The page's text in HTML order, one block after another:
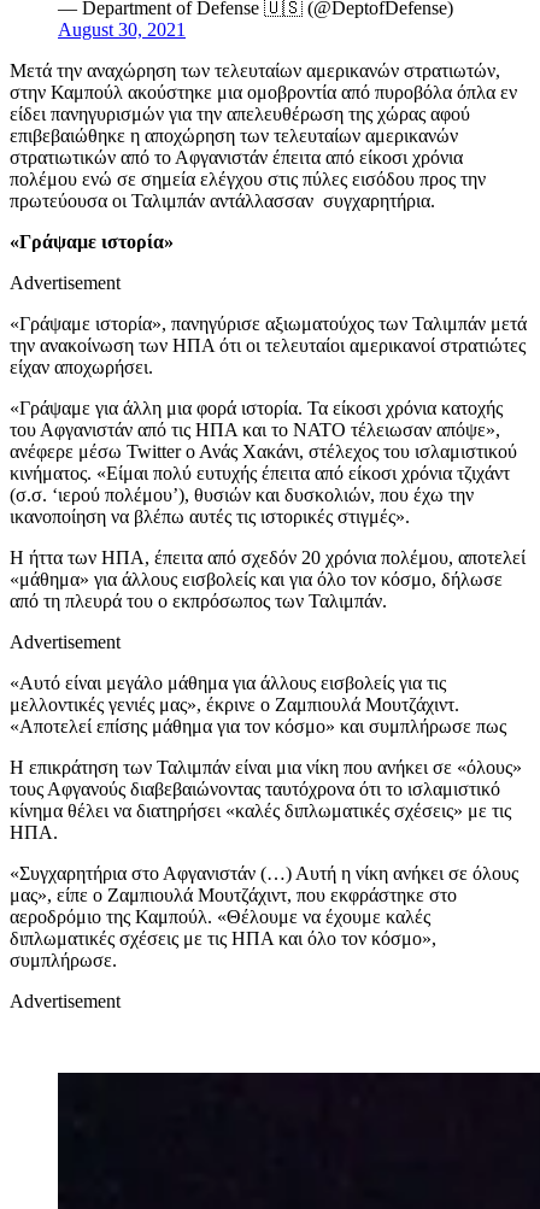
— Department of Defense 🇺🇸 (@DeptofDefense)
August 30, 2021
Μετά την αναχώρηση των τελευταίων αμερικανών στρατιωτών,
στην Καμπούλ ακούστηκε μια ομοβροντία από πυροβόλα όπλα εν
είδει πανηγυρισμών για την απελευθέρωση της χώρας αφού
επιβεβαιώθηκε η αποχώρηση των τελευταίων αμερικανών
στρατιωτικών από το Αφγανιστάν έπειτα από είκοσι χρόνια
πολέμου ενώ σε σημεία ελέγχου στις πύλες εισόδου προς την
πρωτεύουσα οι Ταλιμπάν αντάλλασσαν συγχαρητήρια.
«Γράψαμε ιστορία»
Advertisement
«Γράψαμε ιστορία», πανηγύρισε αξιωματούχος των Ταλιμπάν μετά
την ανακοίνωση των ΗΠΑ ότι οι τελευταίοι αμερικανοί στρατιώτες
είχαν αποχωρήσει.
«Γράψαμε για άλλη μια φορά ιστορία. Τα είκοσι χρόνια κατοχής
του Αφγανιστάν από τις ΗΠΑ και το NATO τέλειωσαν απόψε»,
ανέφερε μέσω Twitter ο Ανάς Χακάνι, στέλεχος του ισλαμιστικού
κινήματος. «Είμαι πολύ ευτυχής έπειτα από είκοσι χρόνια τζιχάντ
(σ.σ. ‘ιερού πολέμου’), θυσιών και δυσκολιών, που έχω την
ικανοποίηση να βλέπω αυτές τις ιστορικές στιγμές».
Η ήττα των ΗΠΑ, έπειτα από σχεδόν 20 χρόνια πολέμου, αποτελεί
«μάθημα» για άλλους εισβολείς και για όλο τον κόσμο, δήλωσε
από τη πλευρά του ο εκπρόσωπος των Ταλιμπάν.
Advertisement
«Αυτό είναι μεγάλο μάθημα για άλλους εισβολείς για τις
μελλοντικές γενιές μας», έκρινε ο Ζαμπιουλά Μουτζάχιντ.
«Αποτελεί επίσης μάθημα για τον κόσμο» και συμπλήρωσε πως
Η επικράτηση των Ταλιμπάν είναι μια νίκη που ανήκει σε «όλους»
τους Αφγανούς διαβεβαιώνοντας ταυτόχρονα ότι το ισλαμιστικό
κίνημα θέλει να διατηρήσει «καλές διπλωματικές σχέσεις» με τις
ΗΠΑ.
«Συγχαρητήρια στο Αφγανιστάν (…) Αυτή η νίκη ανήκει σε όλους
μας», είπε ο Ζαμπιουλά Μουτζάχιντ, που εκφράστηκε στο
αεροδρόμιο της Καμπούλ. «Θέλουμε να έχουμε καλές
διπλωματικές σχέσεις με τις ΗΠΑ και όλο τον κόσμο»,
συμπλήρωσε.
Advertisement